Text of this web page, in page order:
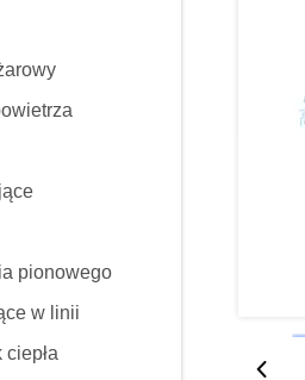
pionowego
w linii
ciepła